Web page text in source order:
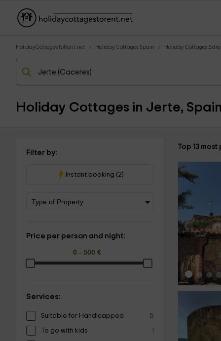
HolidayCottagesToRent.net Holiday Cottages Spain Holiday Cottages
Holiday Cottages in Jerte,
Filter by:
Instant booking (2)
Price per person and night:
Services:
Suitable for Handicapped 5
To go with kids 1
Top 13
‹